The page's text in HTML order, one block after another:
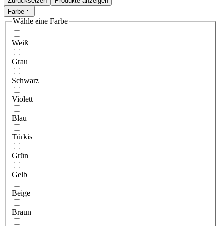
Farbe
Wähle eine Farbe
Weiß
Grau
Schwarz
Violett
Blau
Türkis
Grün
Gelb
Beige
Braun